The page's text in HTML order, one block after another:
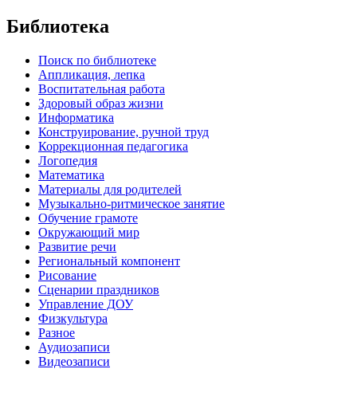
Библиотека
Поиск по библиотеке
Аппликация, лепка
Воспитательная работа
Здоровый образ жизни
Информатика
Конструирование, ручной труд
Коррекционная педагогика
Логопедия
Математика
Материалы для родителей
Музыкально-ритмическое занятие
Обучение грамоте
Окружающий мир
Развитие речи
Региональный компонент
Рисование
Сценарии праздников
Управление ДОУ
Физкультура
Разное
Аудиозаписи
Видеозаписи